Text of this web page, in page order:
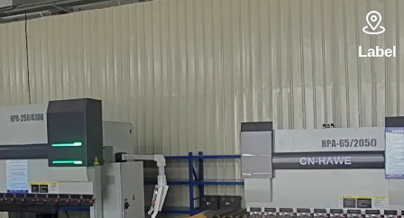

Label